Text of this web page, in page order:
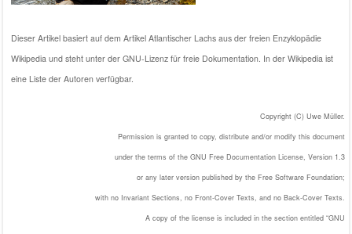
Dieser Artikel basiert auf dem Artikel Atlantischer Lachsaus der freien Enzyklopädie
Wikipedia und steht unter der GNU-Lizenz für freie Dokumentation. In der Wikipedia ist
eine Liste der Autorenverfügbar.
Copyright (C) Uwe Müller.
Permission is granted to copy, distribute and/or modify this document
under the terms of the GNU Free Documentation License, Version 1.3
or any later version published by the Free Software Foundation;
with no Invariant Sections, no Front-Cover Texts, and no Back-Cover Texts.
A copy of the license is included in the section entitled “GNU